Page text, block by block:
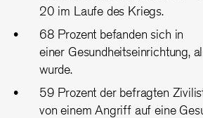
20 im Laufe des Kriegs.
68 Prozent befanden sich in
einer Gesundheitseinrichtung,
wurde.
59 Prozent der befragten
von einem Angriff auf eine